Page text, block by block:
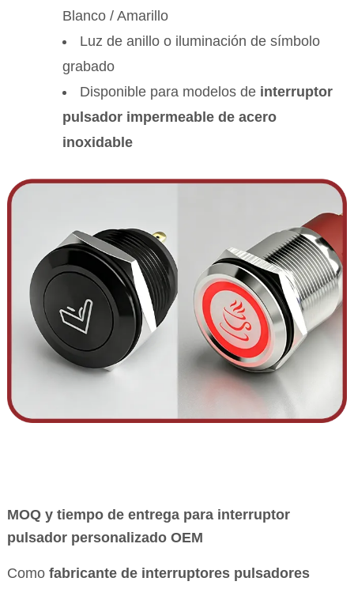
Blanco / Amarillo
Luz de anillo o iluminación de símbolo
grabado
Disponible para modelos de interruptor
pulsador impermeable de acero
inoxidable
MOQ y tiempo de entrega para interruptor
pulsador personalizado OEM
Como fabricante de interruptores pulsadores